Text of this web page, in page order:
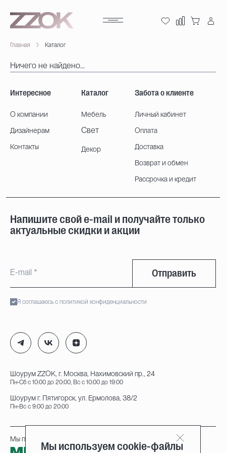
Главная Каталог
Ничего не найдено...
Интересное
О компании
Дизайнерам
Контакты
Каталог
Мебель
Свет
Декор
Забота о клиенте
Личный кабинет
Оплата
Доставка
Возврат и обмен
Рассрочка и кредит
Напишите свой e-mail и получайте только
актуальные скидки и акции
Отправить
Я соглашаюсь с политикой конфиденциальности
Шоурум ZZOK, г. Москва, Нахимовский пр., 24
Пн-Сб с 10:00 до 20:00, Вс с 10:00 до 19:00
Шоурум г. Пятигорск, ул. Ермолова, 38/2
Пн-Вс с 9:00 до 20:00
Мы принимаем к оплате:
Мы используем cookie-файлы